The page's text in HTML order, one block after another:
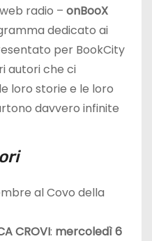
radio – onBooX
dedicato ai
per BookCity
autori che ci
loro storie e le loro
davvero infinite
al Covo della
CROVI: mercoledì 6